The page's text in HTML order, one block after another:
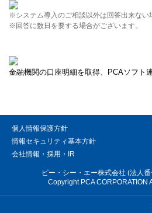
※システム導入のご相談以外は回答出来ない
※回答に数日を要する場合がございます。
金融機関の口座明細を取得、PCAソフト
個人情報保護方針
情報セキュリティ基本方針
会社情報・採用・IR
ピー・シー・エー株式会社 (法人
Copyright PCA CORPORATION